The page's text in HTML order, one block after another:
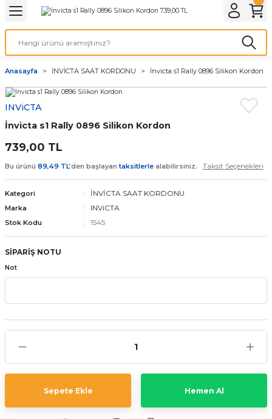
Geri Dön
& ELEKTİRİK AYDINLATMA & ELEKTRİK
Geri Dön
ve Cihaz Pilleri
ÇEŞİTLERİ
Geri Dön
Geri Dön
Kordon Çeşitleri
Kordonları
saat kordonu
Kordonları
Anasayfa İNVİCTA SAAT KORDONU İnvicta s1 Rally 0896 Silikon Kordon
INViCTA
İnvicta s1 Rally 0896 Silikon Kordon
739,00 TL
Bu ürünü 89,49 TL’den başlayantaksitlerle alabilirsiniz. Taksit Seçenekleri
Kategori İNVİCTA SAAT KORDONU
Marka INViCTA
Stok Kodu 1545
SİPARİŞ NOTU
Not
Sepete Ekle Hemen Al